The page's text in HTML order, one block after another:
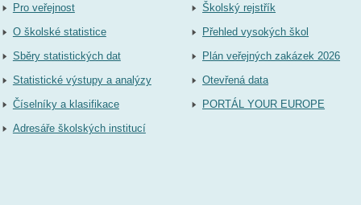
Pro veřejnost
O školské statistice
Sběry statistických dat
Statistické výstupy a analýzy
Číselníky a klasifikace
Adresáře školských institucí
Školský rejstřík
Přehled vysokých škol
Plán veřejných zakázek 2026
Otevřená data
PORTÁL YOUR EUROPE